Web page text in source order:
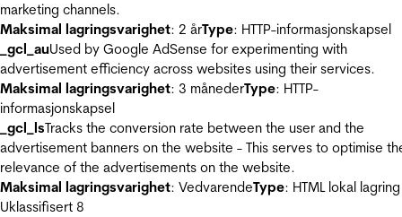
marketing channels.
Maksimal lagringsvarighet: 2 årType: HTTP-informasjonskapsel
_gcl_auUsed by Google AdSense for experimenting with
advertisement efficiency across websites using their services.
Maksimal lagringsvarighet: 3 månederType: HTTP-
informasjonskapsel
_gcl_lsTracks the conversion rate between the user and the
advertisement banners on the website - This serves to optimise
relevance of the advertisements on the website.
Maksimal lagringsvarighet: VedvarendeType: HTML lokal lagring
Uklassifisert 8